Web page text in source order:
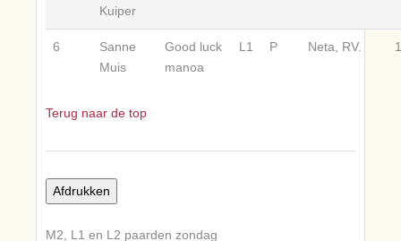
Kuiper
6
Sanne
Muis
Good luck
manoa
L1 P Neta, RV.
Terug naar de top
M2, L1 en L2 paarden zondag